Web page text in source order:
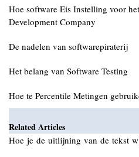
Hoe software Eis Instelling voor
Development Company
De nadelen van softwarepiraterij
Het belang van Software Testing
Hoe te Percentile Metingen
Related Articles
Hoe je de uitlijning van de tekst